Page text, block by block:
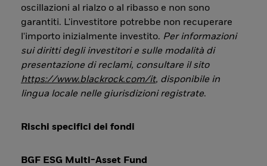
oscillazioni al rialzo o al ribasso e non sono
garantiti. L'investitore potrebbe non recuperare
l'importo inizialmente investito. Per informazioni
sui diritti degli investitori e sulle modalità di
presentazione di reclami, consultare il sito
https://www.blackrock.com/it, disponibile in
lingua locale nelle giurisdizioni registrate.
Rischi specifici dei fondi
BGF ESG Multi-Asset Fund